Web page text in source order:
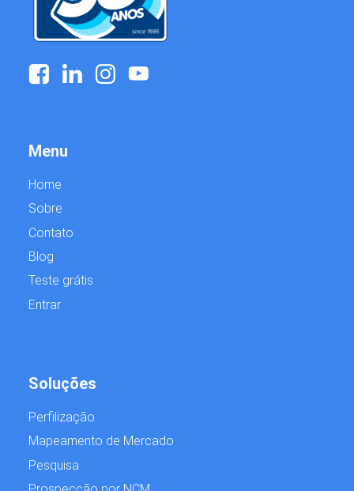
Menu
Home
Sobre
Contato
Blog
Teste grátis
Entrar
Soluções
Perfilização
Mapeamento de Mercado
Pesquisa